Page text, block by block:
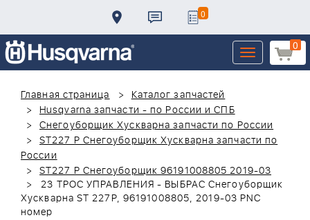
0
0
Toggle
navigation
Главная страница
Каталог запчастей
Husqvarna запчасти - по России и СПБ
Снегоуборщик Хускварна запчасти по России
ST227 P Снегоуборщик Хускварна запчасти по
России
ST227 P Снегоуборщик 96191008805 2019-03
23 ТРОС УПРАВЛЕНИЯ - ВЫБРАС Снегоуборщик
Хускварна ST 227P, 96191008805, 2019-03 PNC
номер